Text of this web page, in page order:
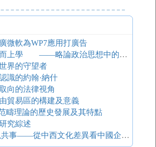
微軟為WP7應用打廣告
政治哲學與形而上學 ——略論政治思想中的德國傳統
界的守望者
識的約翰·納什
向的法律視角
貿易區的構建及意義
疇理論的歷史發展及其特點
究綜述
不會共人 難以共事——從中西文化差異看中國企業的管人技巧